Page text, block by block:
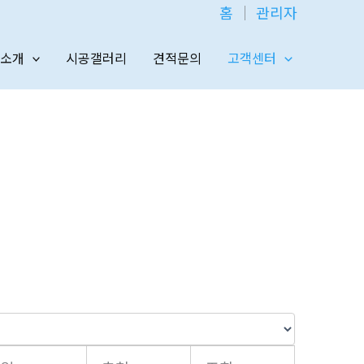
홈 │ 관리자
개 시공갤러리 견적문의 고객센터